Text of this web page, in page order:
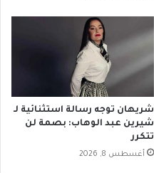
شريهان توجه رسالة استثنائية لـ
شيرين عبد الوهاب: بصمة لن
تتكرر
أغسطس 8, 2026